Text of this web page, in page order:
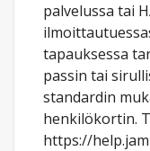
palvelussa tai
tapauksessa
passin tai
standardin
henkilökortin.
https://